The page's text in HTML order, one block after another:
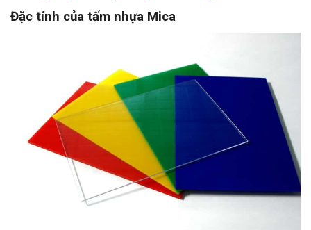
Đặc tính của tấm nhựa Mica